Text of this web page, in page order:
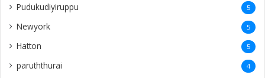
Pudukudiyiruppu 5
Newyork 5
Hatton 5
paruththurai 4